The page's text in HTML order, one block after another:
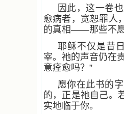
因此，这一卷
愈病者，宽恕罪人
的真相——那些不愿
耶稣不仅是昔
宰。祂的声音仍在
意痊愈吗？”
愿你在此书的
的，正是祂自己。
实地临于你。